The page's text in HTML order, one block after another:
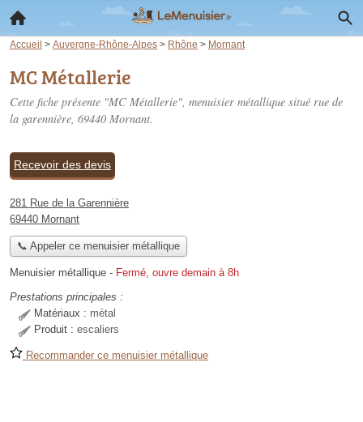
Accueil > Auvergne-Rhône-Alpes > Rhône > Mornant
MC Métallerie
Cette fiche présente "MC Métallerie", menuisier métallique situé rue de
la garennière, 69440 Mornant.
Recevoir des devis
281 Rue de la Garennière
69440 Mornant
📞 Appeler ce menuisier métallique
Menuisier métallique - Fermé, ouvre demain à 8h
Prestations principales :
Matériaux : métal
Produit : escaliers
Recommander ce menuisier métallique